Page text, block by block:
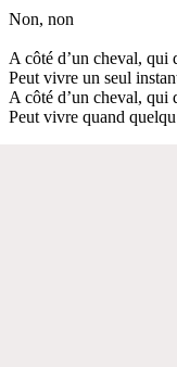
Non, non
A côté d’un cheval, qui
Peut vivre un seul
A côté d’un cheval, qui
Peut vivre quand